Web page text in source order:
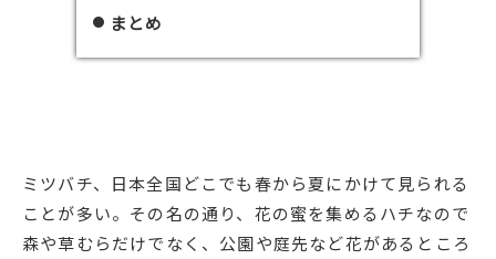
まとめ
ミツバチ、日本全国どこでも春から夏にかけて見られる
ことが多い。その名の通り、花の蜜を集めるハチなので
森や草むらだけでなく、公園や庭先など花があるところ